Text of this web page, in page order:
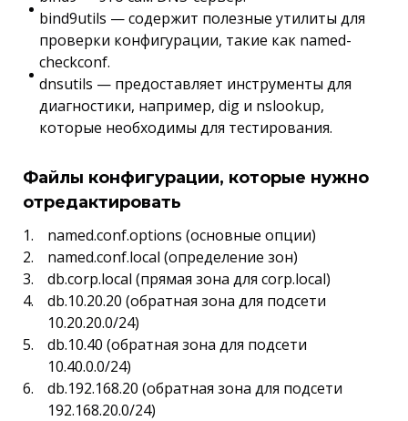
bind9utils — содержит полезные утилиты для
проверки конфигурации, такие как named-
checkconf.
dnsutils — предоставляет инструменты для
диагностики, например, dig и nslookup,
которые необходимы для тестирования.
Файлы конфигурации, которые нужно
отредактировать
named.conf.options (основные опции)
named.conf.local (определение зон)
db.corp.local (прямая зона для corp.local)
db.10.20.20 (обратная зона для подсети
10.20.20.0/24)
db.10.40 (обратная зона для подсети
10.40.0.0/24)
db.192.168.20 (обратная зона для подсети
192.168.20.0/24)